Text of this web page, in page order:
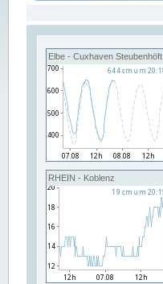
Elbe - Cuxhaven Steubenhöft
RHEIN - Koblenz